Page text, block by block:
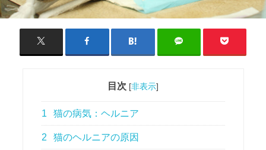
目次 [非表示]
1 猫の病気：ヘルニア
2 猫のヘルニアの原因